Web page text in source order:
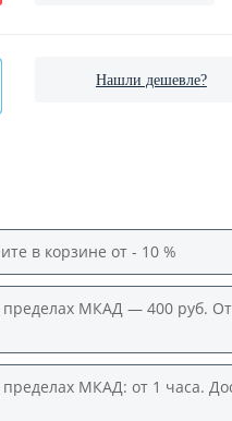
Нашли дешевле?
в корзине от - 10 %
пределах МКАД — 400 руб.
МКАД: от 1 часа.